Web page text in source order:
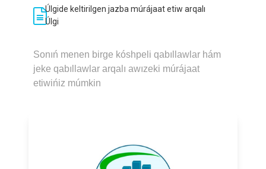
Úlgide keltirilgen jazba múrájaat etiw arqalı
Úlgi
Sonıń menen birge kóshpeli qabıllawlar hám
jeke qabıllawlar arqalı awızeki múrájaat
etiwińiz múmkin